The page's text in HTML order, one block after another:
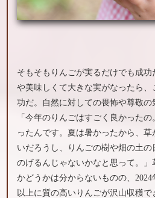
そもそもりんごが実るだけでも成
や美味しくて大きな実がなったら
功だ。自然に対しての畏怖や尊敬の
「今年のりんごはすごく良かった
ったんです。夏は暑かったから、
いだろうし、りんごの樹や畑の土
のげるんじゃないかなと思って。
かどうかは分からないものの、
以上に質の高いりんごが沢山収穫